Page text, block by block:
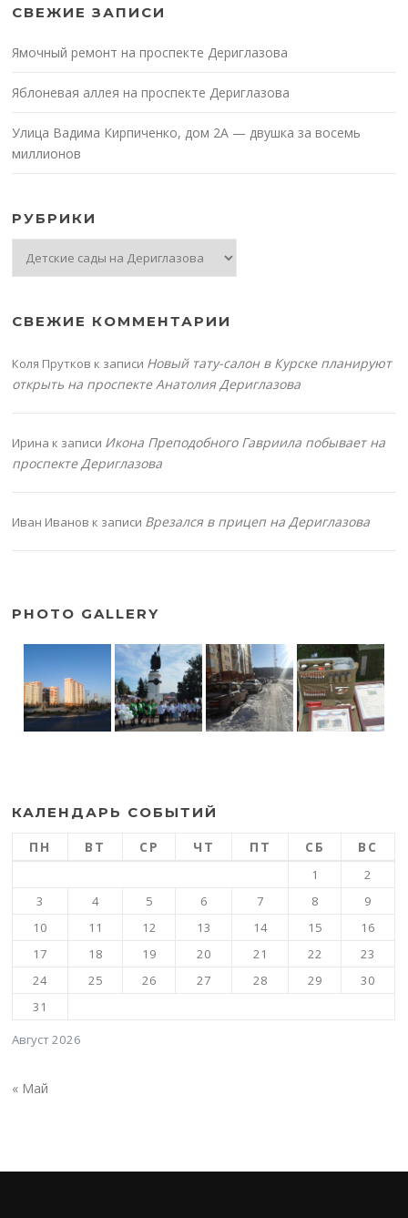
СВЕЖИЕ ЗАПИСИ
Ямочный ремонт на проспекте Дериглазова
Яблоневая аллея на проспекте Дериглазова
Улица Вадима Кирпиченко, дом 2А — двушка за восемь
миллионов
РУБРИКИ
СВЕЖИЕ КОММЕНТАРИИ
Коля Прутков к записи Новый тату-салон в Курске планируют
открыть на проспекте Анатолия Дериглазова
Ирина к записи Икона Преподобного Гавриила побывает на
проспекте Дериглазова
Иван Иванов к записи Врезался в прицеп на Дериглазова
PHOTO GALLERY
КАЛЕНДАРЬ СОБЫТИЙ
Август 2026
ПН ВТ СР ЧТ ПТ СБ ВС
1
2
3
4 5 6 7 8
9
10
11 12 13 14 15
16
17
18 19 20 21 22
23
24
25 26 27 28 29
30
31
« Май